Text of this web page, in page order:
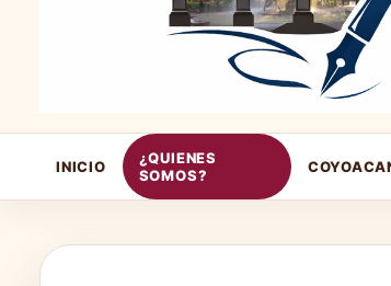
INICIO
¿QUIENES
SOMOS?